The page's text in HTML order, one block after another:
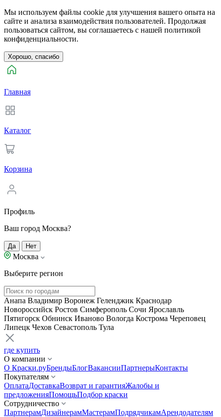
Мы используем файлы cookie для улучшения вашего опыта на
сайте и анализа взаимодействия пользователей. Продолжая
пользоваться сайтом, вы соглашаетесь с нашей политикой
конфиденциальности.
Хорошо, спасибо
Главная
Каталог
Корзина
Профиль
Ваш город Москва?
Да Нет
Москва
Выберите регион
Анапа Владимир Воронеж Геленджик Краснодар
Новороссийск Ростов Симферополь Сочи Ярославль
Пятигорск Обнинск Иваново Вологда Кострома Череповец
Липецк Чехов Севастополь Тула
где купить
О компании
О Краски.руБрендыБлогВакансииПартнерыКонтакты
Покупателям
ОплатаДоставкаВозврат и гарантияЖалобы и
предложенияПомощьПодбор краски
Сотрудничество
ПартнерамДизайнерамМастерамПодрядчикамАрендодателям